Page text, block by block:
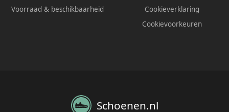
Voorraad & beschikbaarheid
Cookieverklaring
Cookievoorkeuren
Schoenen.nl